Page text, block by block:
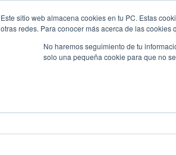
Este sitio web almacena cookies en tu PC. Estas
otras redes. Para conocer más acerca de las
No haremos seguimiento de tu
solo una pequeña cookie para que no